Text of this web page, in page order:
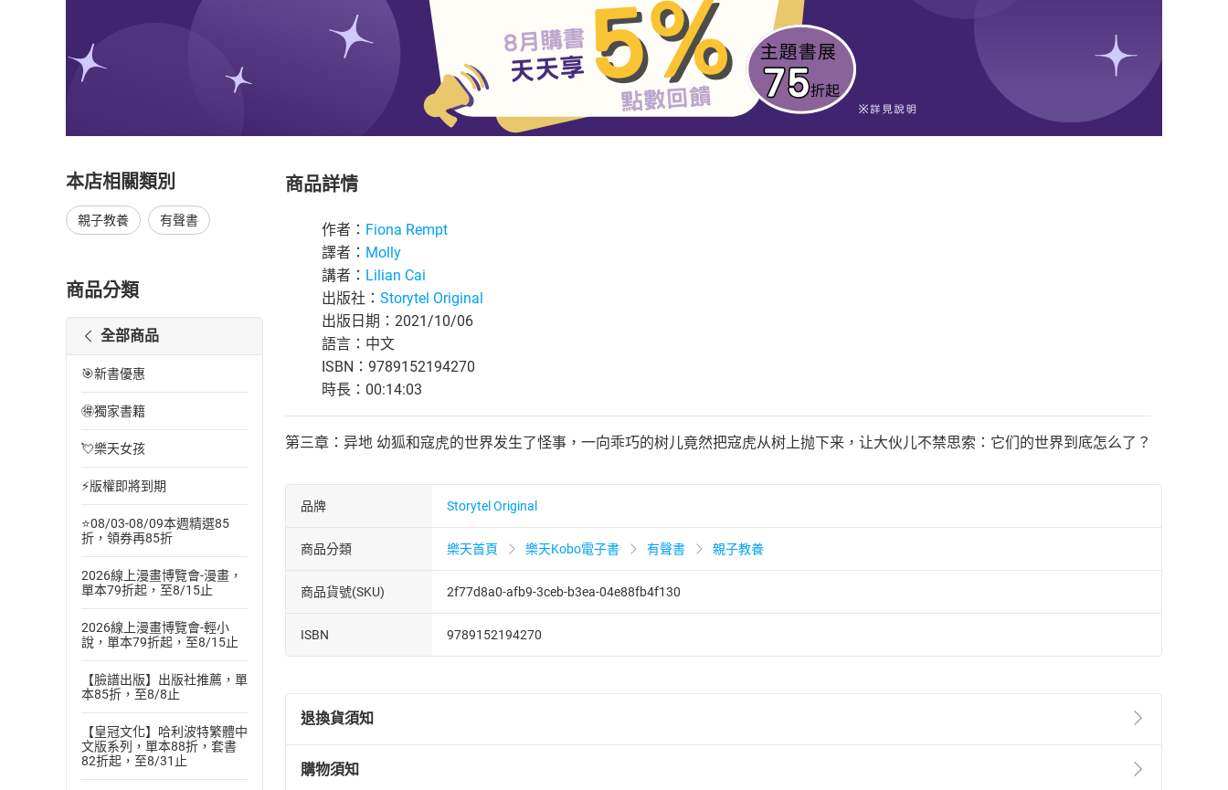
本店相關類別
親子教養 有聲書
商品分類
全部商品
🎯新書優惠
🉐獨家書籍
💘樂天女孩
⚡版權即將到期
⭐08/03-08/09本週精選85
折，領券再85折
2026線上漫畫博覽會-漫畫，
單本79折起，至8/15止
2026線上漫畫博覽會-輕小
說，單本79折起，至8/15止
【臉譜出版】出版社推薦，單
本85折，至8/8止
【皇冠文化】哈利波特繁體中
文版系列，單本88折，套書
82折起，至8/31止
商品詳情
作者： Fiona Rempt
譯者： Molly
講者： Lilian Cai
出版社： Storytel Original
出版日期：2021/10/06
語言：中文
ISBN：9789152194270
時長：00:14:03
第三章：异地 幼狐和寇虎的世界发生了怪事，一向乖巧的树儿竟然把寇虎从树上抛下来，让大伙儿不禁思索：它们的世界到底怎么了？
品牌 Storytel Original
商品分類 樂天首頁 樂天Kobo電子書 有聲書 親子教養
商品貨號(SKU) 2f77d8a0-afb9-3ceb-b3ea-04e88fb4f130
ISBN 9789152194270
退換貨須知
退換貨規定：
購物須知